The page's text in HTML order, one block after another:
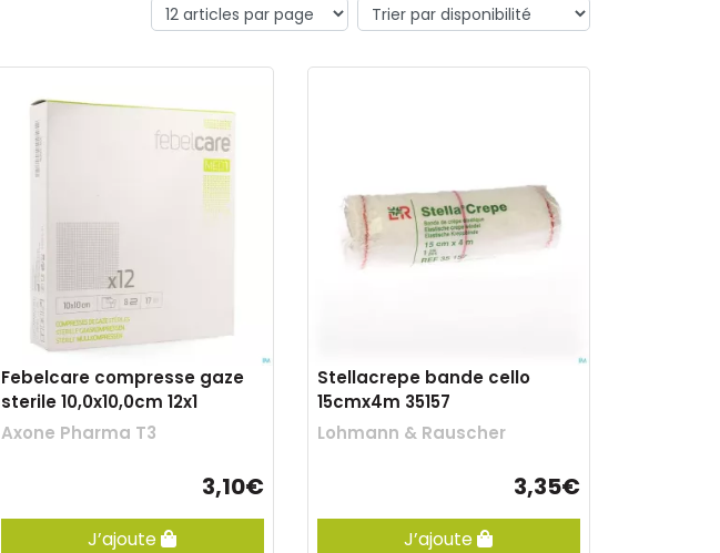
Febelcare compresse gaze
sterile 10,0x10,0cm 12x1
Axone Pharma T3
3,10€
J’ajoute
Stellacrepe bande cello
15cmx4m 35157
Lohmann & Rauscher
3,35€
J’ajoute